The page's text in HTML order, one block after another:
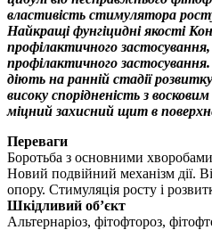
властивість стимулятора
Найкращі фунгіцидні якості
профілактичного
профілактичного
діють на ранній стадії
високу спорідненість з
міцний захисний щит в
Переваги
Боротьба з основними хворобами
Новий подвійний механізм дії.
опору. Стимуляція росту і
Шкідливий об’єкт
Альтернаріоз, фітофтороз,